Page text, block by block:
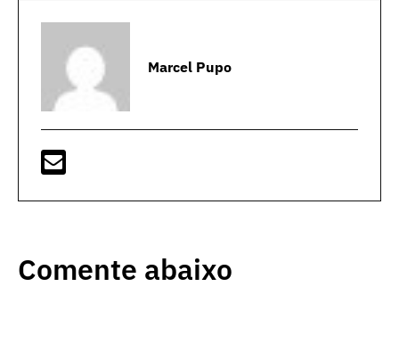
Marcel Pupo
Comente abaixo